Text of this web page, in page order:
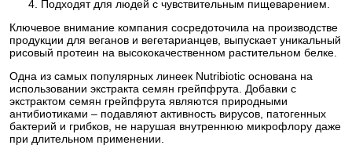
Подходят для людей с чувствительным пищеварением.
Ключевое внимание компания сосредоточила на производстве
продукции для веганов и вегетарианцев, выпускает уникальный
рисовый протеин на высококачественном растительном белке.
Одна из самых популярных линеек Nutribiotic основана на
использовании экстракта семян грейпфрута. Добавки с
экстрактом семян грейпфрута являются природными
антибиотиками – подавляют активность вирусов, патогенных
бактерий и грибков, не нарушая внутреннюю микрофлору даже
при длительном применении.